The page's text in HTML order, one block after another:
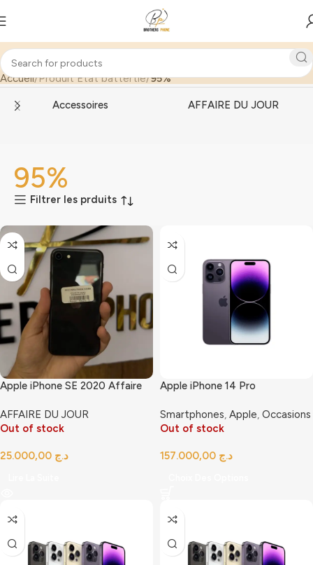
Accueil Produit Etat battertie 95%
Accessoires AFFAIRE DU JOUR
95%
Filtrer les prduits
Apple iPhone SE 2020 Affaire
AFFAIRE DU JOUR
Out of stock
د.ج
Apple iPhone 14 Pro
Smartphones, Apple, Occasions
Out of stock
د.ج